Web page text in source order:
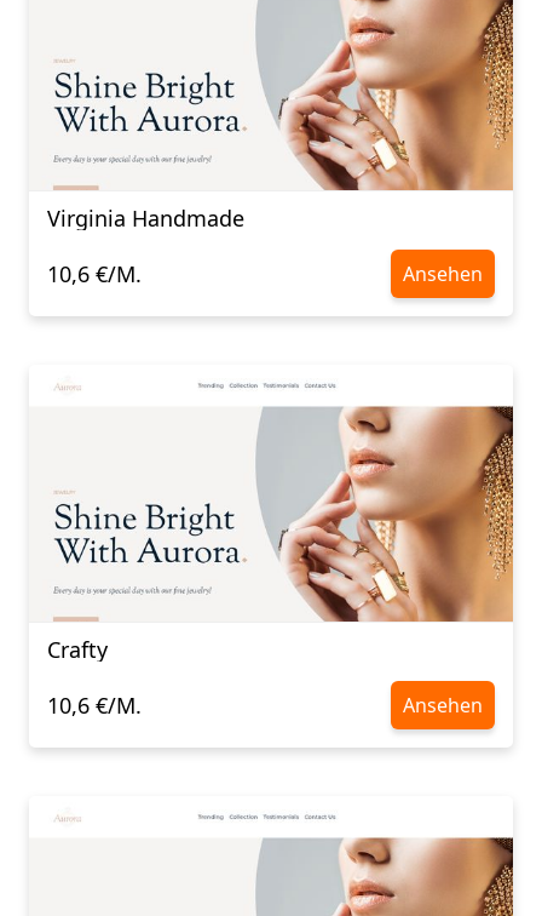
Virginia Handmade
10,6 €/M.
Ansehen
Crafty
10,6 €/M.
Ansehen